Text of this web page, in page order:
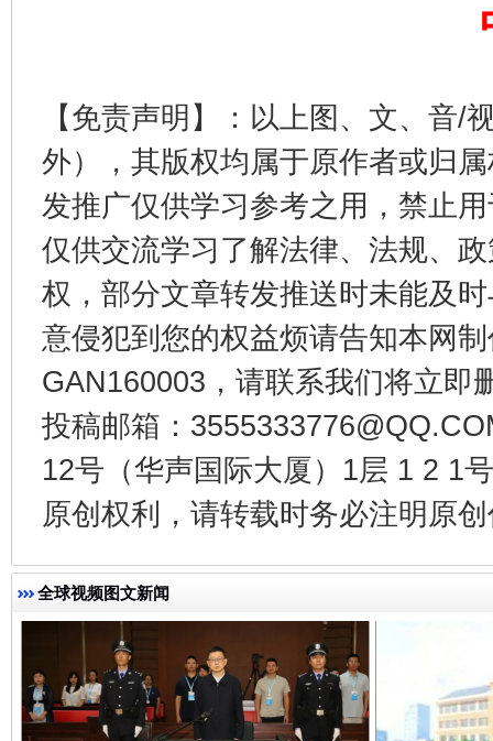
【免责声明】：以上图、文、音/
外），其版权均属于原作者或归
发推广仅供学习参考之用，禁止
仅供交流学习了解法律、法规、
权，部分文章转发推送时未能及
意侵犯到您的权益烦请告知本网
GAN160003，请联系我们将立即
投稿邮箱：
12号（华声国际大厦）1层 1 2 1
原创权利，请转载时务必注明原
全球视频图文新闻
千年窑火 生生不息 一
揭开“小金库”的免责幌子
受贿1.44亿！段成刚被判无期 从幼